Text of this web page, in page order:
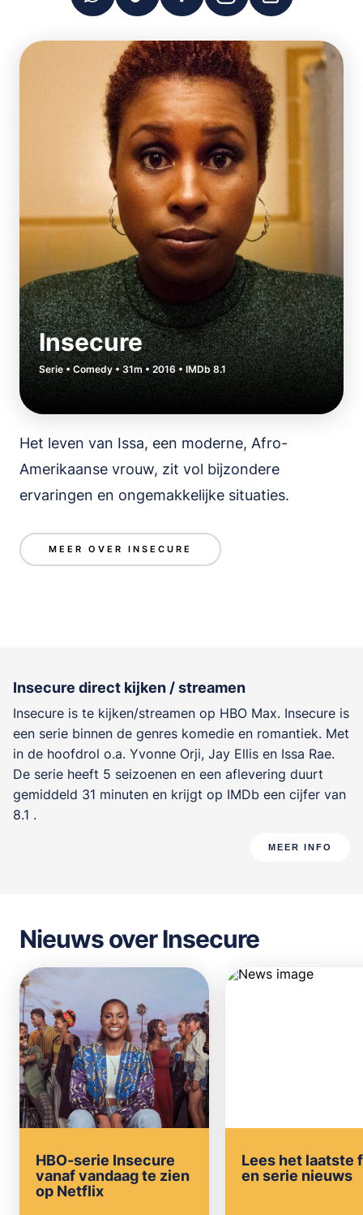
Insecure
Serie • Comedy • 31m • 2016 • IMDb 8.1
Het leven van Issa, een moderne, Afro-
Amerikaanse vrouw, zit vol bijzondere
ervaringen en ongemakkelijke situaties.
MEER OVER INSECURE
Insecure direct kijken / streamen
Insecure is te kijken/streamen op HBO Max. Insecure is
een serie binnen de genres komedie en romantiek. Met
in de hoofdrol o.a. Yvonne Orji, Jay Ellis en Issa Rae.
De serie heeft 5 seizoenen en een aflevering duurt
gemiddeld 31 minuten en krijgt op IMDb een cijfer van
8.1 .
MEER INFO
Nieuws over Insecure
HBO-serie Insecure
vanaf vandaag te zien
op Netflix
Lees het laatste
en serie nieuws